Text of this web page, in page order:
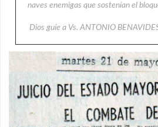
naves enemigas que sostenían el
Dios guíe a Vs. ANTONIO